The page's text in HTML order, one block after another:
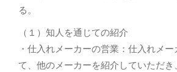
る。
（１）知人を通じての紹介
・仕入れメーカーの営業：仕入れメ
て、他のメーカーを紹介していただ